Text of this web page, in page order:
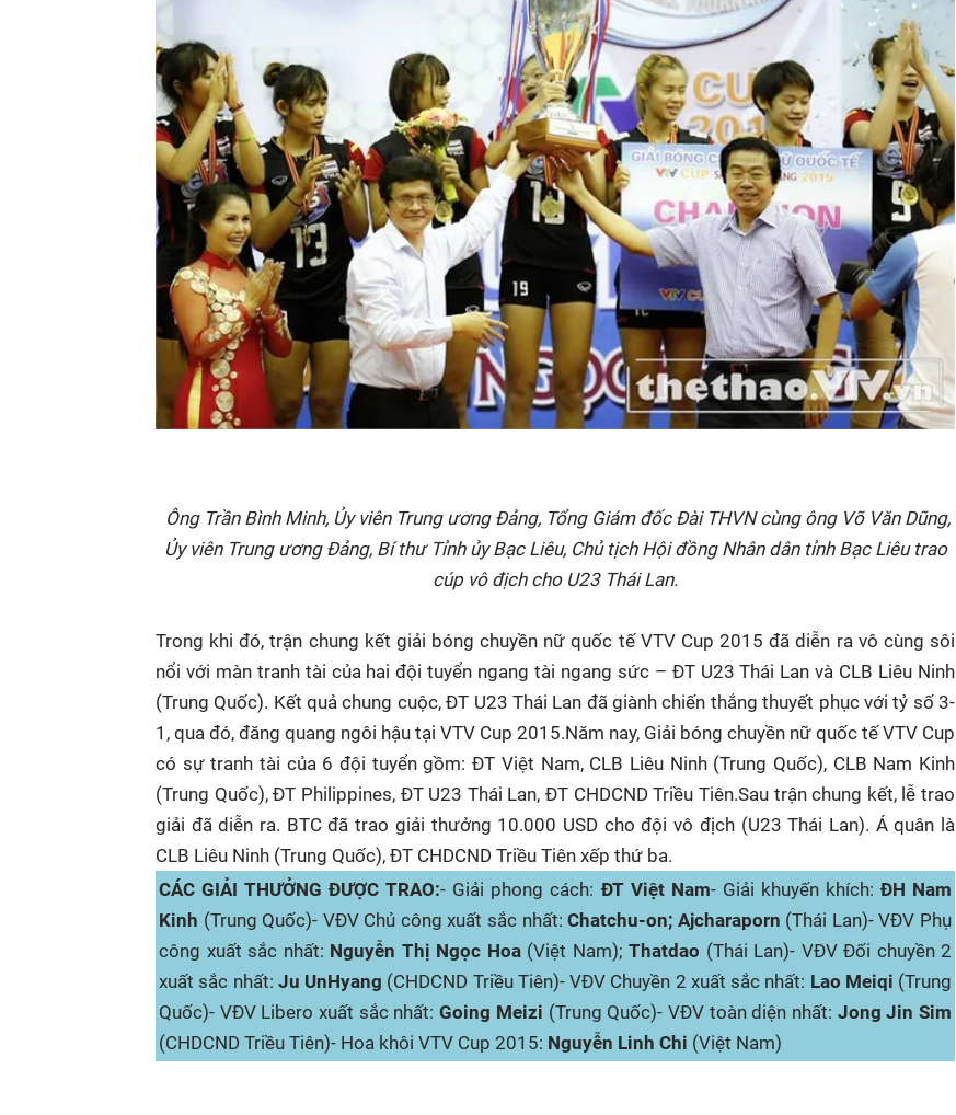
Ông Trần Bình Minh, Ủy viên Trung ương Đảng, Tổng Giám đốc Đài THVN cùng ông Võ Văn Dũng,
Ủy viên Trung ương Đảng, Bí thư Tỉnh ủy Bạc Liêu, Chủ tịch Hội đồng Nhân dân tỉnh Bạc Liêu trao
cúp vô địch cho U23 Thái Lan.
Trong khi đó, trận chung kết giải bóng chuyền nữ quốc tế VTV Cup 2015 đã diễn ra vô cùng sôi
nổi với màn tranh tài của hai đội tuyển ngang tài ngang sức – ĐT U23 Thái Lan và CLB Liêu Ninh
(Trung Quốc). Kết quả chung cuộc, ĐT U23 Thái Lan đã giành chiến thắng thuyết phục với tỷ số 3-
1, qua đó, đăng quang ngôi hậu tại VTV Cup 2015.Năm nay, Giải bóng chuyền nữ quốc tế VTV Cup
có sự tranh tài của 6 đội tuyển gồm: ĐT Việt Nam, CLB Liêu Ninh (Trung Quốc), CLB Nam Kinh
(Trung Quốc), ĐT Philippines, ĐT U23 Thái Lan, ĐT CHDCND Triều Tiên.Sau trận chung kết, lễ trao
giải đã diễn ra. BTC đã trao giải thưởng 10.000 USD cho đội vô địch (U23 Thái Lan). Á quân là
CLB Liêu Ninh (Trung Quốc), ĐT CHDCND Triều Tiên xếp thứ ba.
CÁC GIẢI THƯỞNG ĐƯỢC TRAO:- Giải phong cách:ĐT Việt Nam- Giải khuyến khích:ĐH Nam
Kinh (Trung Quốc)- VĐV Chủ công xuất sắc nhất:Chatchu-on; Ajcharaporn (Thái Lan)- VĐV Phụ
công xuất sắc nhất: Nguyễn Thị Ngọc Hoa(Việt Nam); Thatdao (Thái Lan)- VĐV Đối chuyền 2
xuất sắc nhất: Ju UnHyang (CHDCND Triều Tiên)- VĐV Chuyền 2 xuất sắc nhất: Lao Meiqi (Trung
Quốc)- VĐV Libero xuất sắc nhất:Going Meizi (Trung Quốc)- VĐV toàn diện nhất: Jong Jin Sim
(CHDCND Triều Tiên)- Hoa khôi VTV Cup 2015: Nguyễn Linh Chi (Việt Nam)